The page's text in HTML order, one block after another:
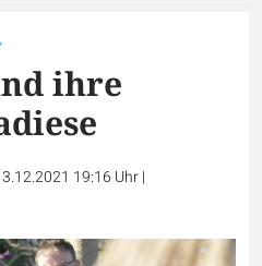
ihre
19:16 Uhr|